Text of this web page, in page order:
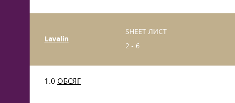
Lavalin
SHEET ЛИСТ
2 - 6
1.0 ОБСЯГ